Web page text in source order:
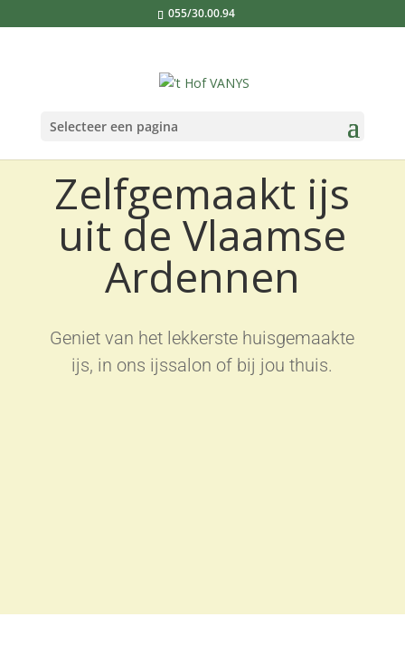
055/30.00.94
Selecteer een pagina
Zelfgemaakt ijs
uit de Vlaamse
Ardennen
Geniet van het lekkerste huisgemaakte
ijs, in ons ijssalon of bij jou thuis.